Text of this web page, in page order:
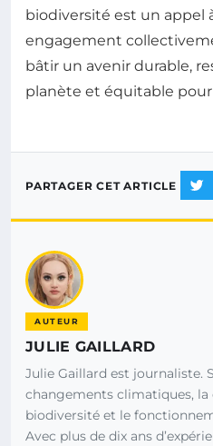
biodiversité est un appel
engagement
bâtir un avenir durable,
planète et équitable
PARTAGER CET ARTICLE
AUTEUR
JULIE GAILLARD
Julie Gaillard est journaliste.
changements climatiques, la
biodiversité et le
Avec plus de dix ans